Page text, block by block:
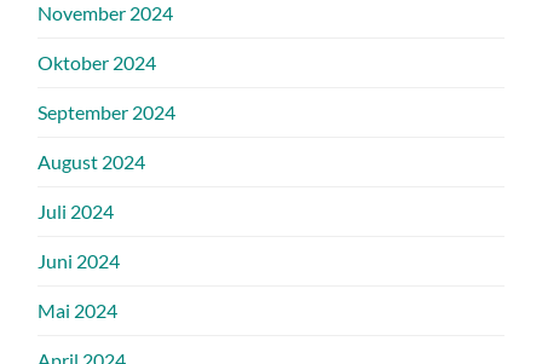
November 2024
Oktober 2024
September 2024
August 2024
Juli 2024
Juni 2024
Mai 2024